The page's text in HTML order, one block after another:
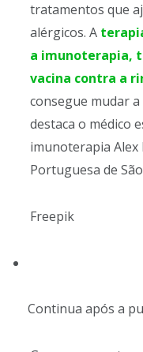
tratamentos que
alérgicos. A
a imunoterapia,
vacina contra a
consegue mudar
destaca o médico
imunoterapia Alex
Portuguesa de
Freepik
Continua após a